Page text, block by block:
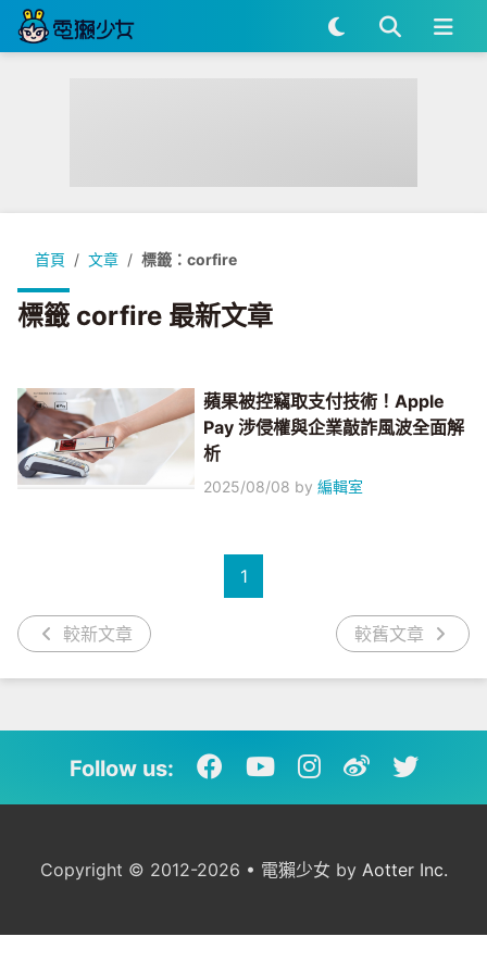
首頁 文章 標籤：corfire
標籤 corfire 最新文章
蘋果被控竊取支付技術！Apple
Pay 涉侵權與企業敲詐風波全面解
析
2025/08/08 by編輯室
較新文章
1
較舊文章
Follow us:
Copyright © 2012-2026 • 電獺少女 by Aotter Inc.